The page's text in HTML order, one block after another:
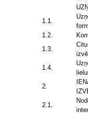
1.1.
1.2.
1.3.
1.4.
2.
2.1.